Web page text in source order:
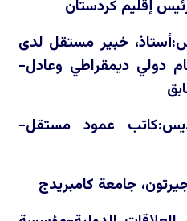
إقليم كردستان
خبير مستقل لدى
دولي ديمقراطي وعادل-
عمود مستقل-
جامعة كامبريدج